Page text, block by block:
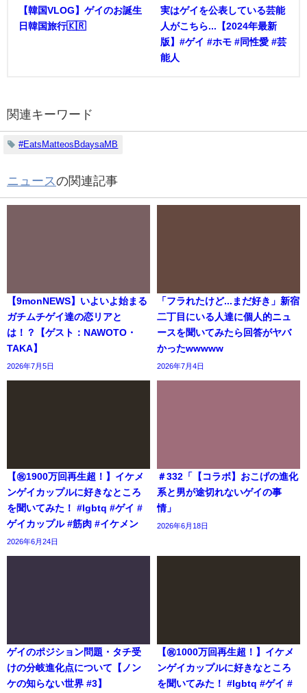
【韓国VLOG】ゲイのお誕生
日韓国旅行🇰🇷
実はゲイを公表している芸能
人がこちら...【2024年最新
版】#ゲイ #ホモ #同性愛 #芸
能人
関連キーワード
#EatsMatteosBdaysaMB
ニュース の関連記事
【9monNEWS】いよいよ始まる
ガチムチゲイ達の恋リアと
は！？【ゲスト：NAWOTO・
TAKA】
2026年7月5日
「フラれたけど...まだ好き」新宿
二丁目にいる人達に個人的ニュ
ースを聞いてみたら回答がヤバ
かったwwwww
2026年7月4日
【㊗️1900万回再生超！】イケメ
ンゲイカップルに好きなところ
を聞いてみた！ #lgbtq #ゲイ #
ゲイカップル #筋肉 #イケメン
2026年6月24日
＃332「【コラボ】おこげの進化
系と男が途切れないゲイの事
情」
2026年6月18日
ゲイのポジション問題・タチ受
けの分岐進化点について【ノン
ケの知らない世界 #3】
【㊗️1000万回再生超！】イケメ
ンゲイカップルに好きなところ
を聞いてみた！ #lgbtq #ゲイ #